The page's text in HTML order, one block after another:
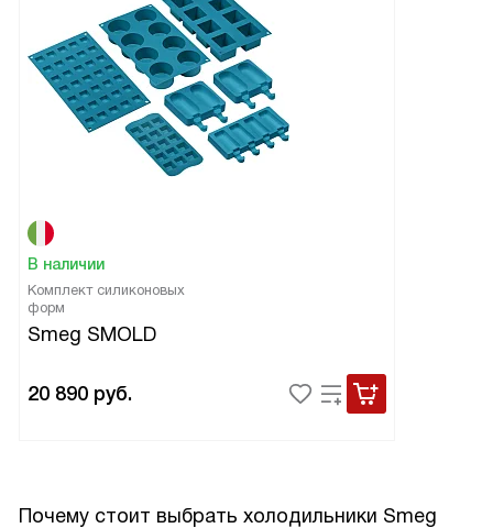
В наличии
Комплект силиконовых
форм
Smeg SMOLD
20 890 руб.
Почему стоит выбрать холодильники Smeg